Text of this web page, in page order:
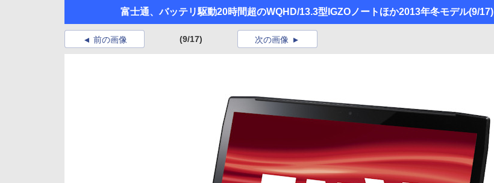
富士通、バッテリ駆動20時間超のWQHD/13.3型IGZOノートほか2013年冬モデル(9/17)
前の画像 (9/17) 次の画像